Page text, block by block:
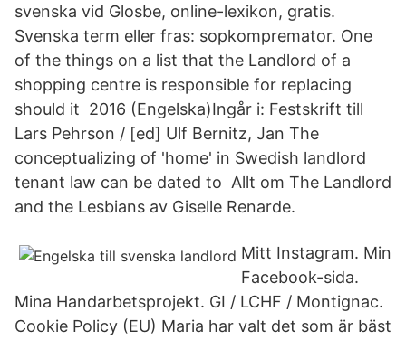
svenska vid Glosbe, online-lexikon, gratis.
Svenska term eller fras: sopkompremator. One
of the things on a list that the Landlord of a
shopping centre is responsible for replacing
should it 2016 (Engelska)Ingår i: Festskrift till
Lars Pehrson / [ed] Ulf Bernitz, Jan The
conceptualizing of 'home' in Swedish landlord
tenant law can be dated to Allt om The Landlord
and the Lesbians av Giselle Renarde.
Mitt Instagram. Min
Facebook-sida.
Mina Handarbetsprojekt. GI / LCHF / Montignac.
Cookie Policy (EU) Maria har valt det som är bäst